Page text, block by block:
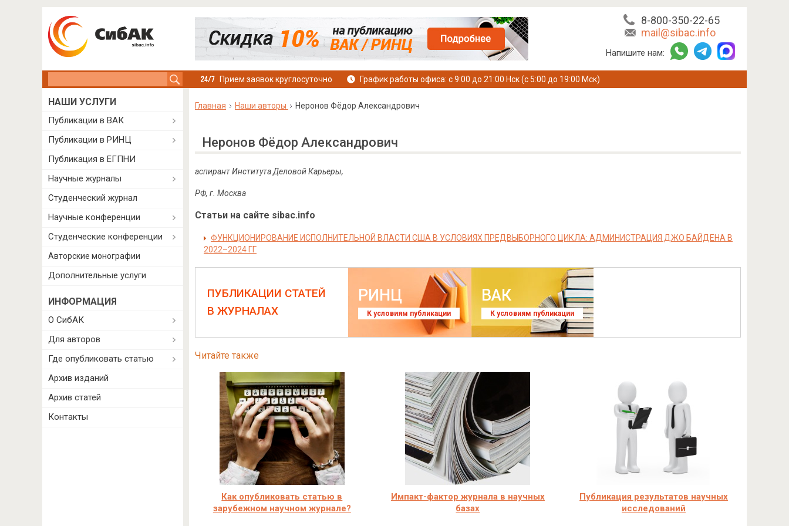
8-800-350-22-65
mail@sibac.info
Напишите нам:
Прием заявок круглосуточно График работы офиса: с 9:00 до 21:00 Нск (с 5:00 до 19:00 Мск)
Главная Наши авторы Неронов Фёдор Александрович
Неронов Фёдор Александрович
аспирант Института Деловой Карьеры,
РФ, г. Москва
Статьи на сайте sibac.info
ФУНКЦИОНИРОВАНИЕ ИСПОЛНИТЕЛЬНОЙ ВЛАСТИ США В УСЛОВИЯХ ПРЕДВЫБОРНОГО ЦИКЛА: АДМИНИСТРАЦИЯ ДЖО БАЙДЕНА В
2022–2024 ГГ
ПУБЛИКАЦИИ СТАТЕЙ
В ЖУРНАЛАХ
РИНЦ
К условиям публикации
ВАК
К условиям публикации
Читайте также
Как опубликовать статью в
зарубежном научном журнале?
Импакт-фактор журнала в научных
базах
Публикация результатов научных
исследований
НАШИ УСЛУГИ
Публикации в ВАК
Публикации в РИНЦ
Публикация в ЕГПНИ
Научные журналы
Студенческий журнал
Научные конференции
Студенческие конференции
Авторские монографии
Дополнительные услуги
ИНФОРМАЦИЯ
О СибАК
Для авторов
Где опубликовать статью
Архив изданий
Архив статей
Контакты